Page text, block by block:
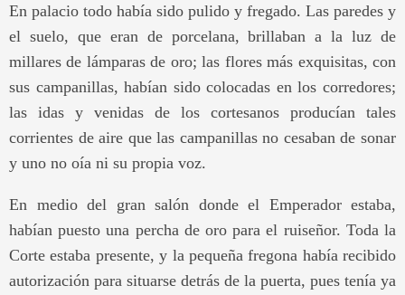
En palacio todo había sido pulido y fregado. Las paredes y
el suelo, que eran de porcelana, brillaban a la luz de
millares de lámparas de oro; las flores más exquisitas, con
sus campanillas, habían sido colocadas en los corredores;
las idas y venidas de los cortesanos producían tales
corrientes de aire que las campanillas no cesaban de sonar
y uno no oía ni su propia voz.
En medio del gran salón donde el Emperador estaba,
habían puesto una percha de oro para el ruiseñor. Toda la
Corte estaba presente, y la pequeña fregona había recibido
autorización para situarse detrás de la puerta, pues tenía ya